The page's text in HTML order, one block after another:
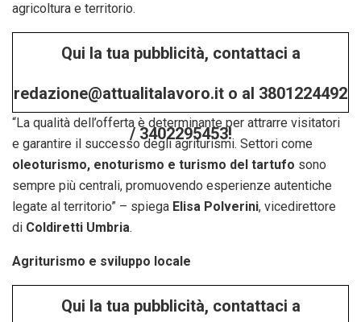
agricoltura e territorio.
Qui la tua pubblicità, contattaci a
redazione@attualitalavoro.it o al 3801224492
/ 3402295453!
“La qualità dell’offerta è determinante per attrarre visitatori
e garantire il successo degli agriturismi. Settori come
oleoturismo, enoturismo e turismo del tartufo sono
sempre più centrali, promuovendo esperienze autentiche
legate al territorio” – spiega Elisa Polverini, vicedirettore
di Coldiretti Umbria.
Agriturismo e sviluppo locale
Qui la tua pubblicità, contattaci a